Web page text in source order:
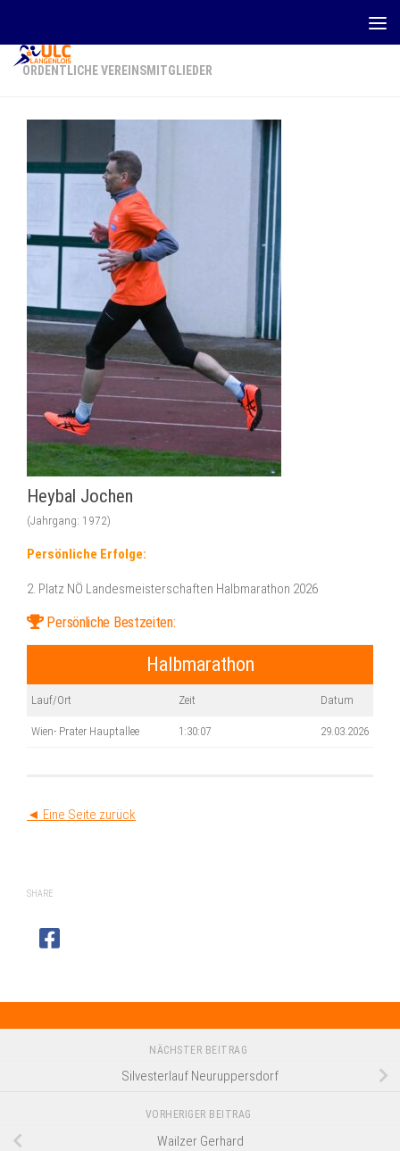
ORDENTLICHE VEREINSMITGLIEDER
Heybal Jochen
(Jahrgang: 1972)
Persönliche Erfolge:
2. Platz NÖ Landesmeisterschaften Halbmarathon 2026
Persönliche Bestzeiten:
Halbmarathon
Lauf/Ort Zeit Datum
Wien- Prater Hauptallee 1:30:07 29.03.2026
◄ Eine Seite zurück
SHARE
NÄCHSTER BEITRAG
Silvesterlauf Neuruppersdorf
VORHERIGER BEITRAG
Wailzer Gerhard